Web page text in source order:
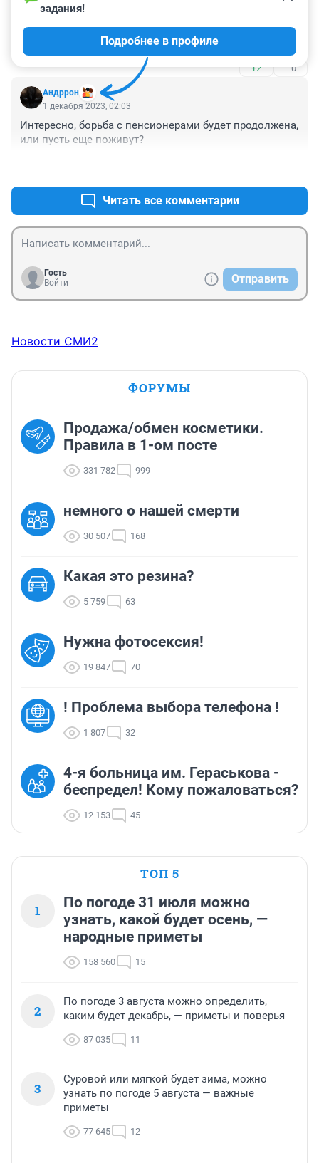
1 декабря 2023, 04:59
преступник должен сидеть в тюрьме, а не обращаться
+2 –0
Андррон
задания!
Подробнее в профиле
1 декабря 2023, 02:03
Интересно, борьба с пенсионерами будет продолжена,
или пусть еще поживут?
Читать все комментарии
Гость
Войти
Отправить
Новости СМИ2
ФОРУМЫ
Продажа/обмен косметики.
Правила в 1-ом посте
331 782 999
немного о нашей смерти
30 507 168
Какая это резина?
5 759 63
Нужна фотосексия!
19 847 70
! Проблема выбора телефона !
1 807 32
4-я больница им. Гераськова -
беспредел! Кому пожаловаться?
12 153 45
ТОП 5
1
По погоде 31 июля можно
узнать, какой будет осень, —
народные приметы
158 560 15
2
По погоде 3 августа можно определить,
каким будет декабрь, — приметы и поверья
87 035 11
3
Суровой или мягкой будет зима, можно
узнать по погоде 5 августа — важные
приметы
77 645 12